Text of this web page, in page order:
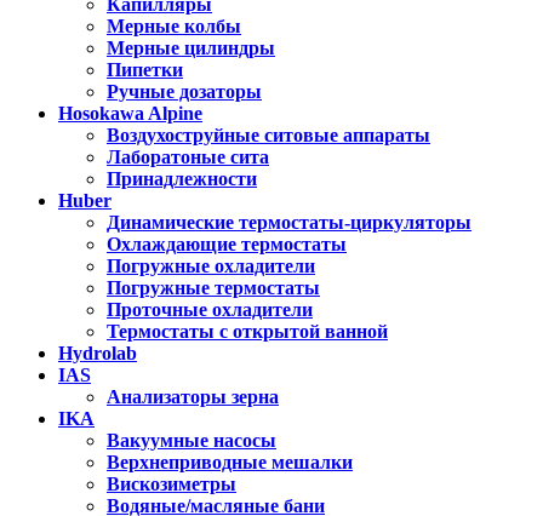
Капилляры
Мерные колбы
Мерные цилиндры
Пипетки
Ручные дозаторы
Hosokawa Alpine
Воздухоструйные ситовые аппараты
Лаборатоные сита
Принадлежности
Huber
Динамические термостаты-циркуляторы
Охлаждающие термостаты
Погружные охладители
Погружные термостаты
Проточные охладители
Термостаты с открытой ванной
Hydrolab
IAS
Анализаторы зерна
IKA
Вакуумные насосы
Верхнеприводные мешалки
Вискозиметры
Водяные/масляные бани